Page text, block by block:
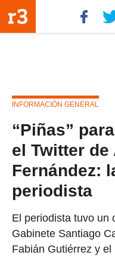
INFORMACIÓN GENERAL
“Piñas”
el Twitter de
Fernández:
periodista
El periodista tuvo un
Gabinete Santiago
Fabián Gutiérrez y